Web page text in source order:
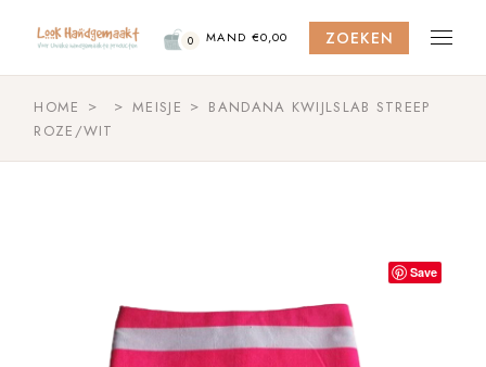
content
0 MAND €0,00 ZOEKEN
HOME MEISJE
BANDANA KWIJLSLAB STREEP
ROZE/WIT
Save